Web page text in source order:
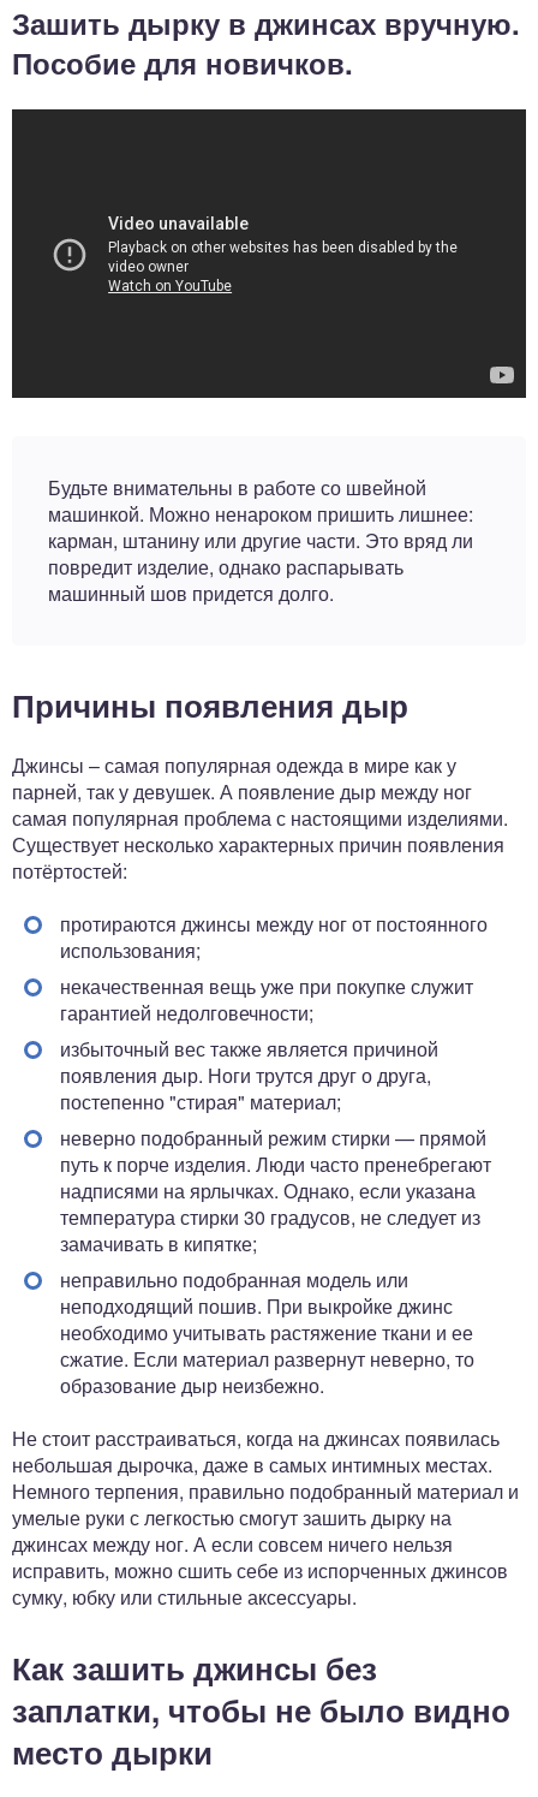
Зашить дырку в джинсах вручную.
Пособие для новичков.
Будьте внимательны в работе со швейной
машинкой. Можно ненароком пришить лишнее:
карман, штанину или другие части. Это вряд ли
повредит изделие, однако распарывать
машинный шов придется долго.
Причины появления дыр
Джинсы – самая популярная одежда в мире как у
парней, так у девушек. А появление дыр между ног
самая популярная проблема с настоящими изделиями.
Существует несколько характерных причин появления
потёртостей:
протираются джинсы между ног от постоянного
использования;
некачественная вещь уже при покупке служит
гарантией недолговечности;
избыточный вес также является причиной
появления дыр. Ноги трутся друг о друга,
постепенно "стирая" материал;
неверно подобранный режим стирки — прямой
путь к порче изделия. Люди часто пренебрегают
надписями на ярлычках. Однако, если указана
температура стирки 30 градусов, не следует из
замачивать в кипятке;
неправильно подобранная модель или
неподходящий пошив. При выкройке джинс
необходимо учитывать растяжение ткани и ее
сжатие. Если материал развернут неверно, то
образование дыр неизбежно.
Не стоит расстраиваться, когда на джинсах появилась
небольшая дырочка, даже в самых интимных местах.
Немного терпения, правильно подобранный материал и
умелые руки с легкостью смогут зашить дырку на
джинсах между ног. А если совсем ничего нельзя
исправить, можно сшить себе из испорченных джинсов
сумку, юбку или стильные аксессуары.
Как зашить джинсы без
заплатки, чтобы не было видно
место дырки